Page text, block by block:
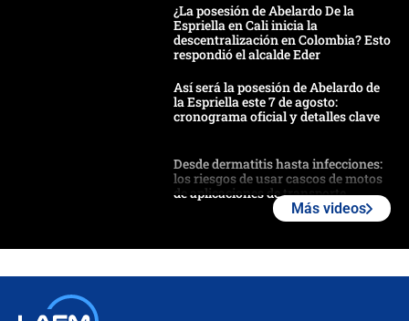
¿La posesión de Abelardo De la
Espriella en Cali inicia la
descentralización en Colombia? Esto
respondió el alcalde Eder
Así será la posesión de Abelardo de
la Espriella este 7 de agosto:
cronograma oficial y detalles clave
Desde dermatitis hasta infecciones:
los riesgos de usar cascos de motos
de aplicaciones de transporte
Más videos